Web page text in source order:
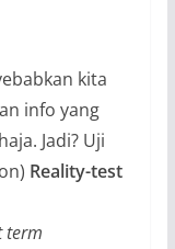
kita
info yang
Jadi? Uji
Reality-test
term